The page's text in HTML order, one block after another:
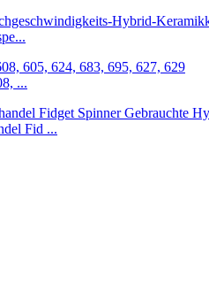
...
Fid ...